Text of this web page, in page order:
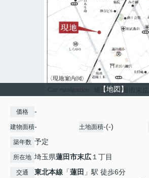
【地図】
価格 -
建物面積- 土地面積-(-)
築年数 予定
所在地 埼玉県蓮田市末広１丁目
交通 東北本線 「蓮田 」駅 徒歩6分